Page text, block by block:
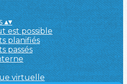
▴▾
est possible
planifiés
passés
virtuelle